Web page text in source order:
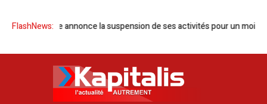
FlashNews:
Tunisie annonce la suspension de ses activités pour un mois